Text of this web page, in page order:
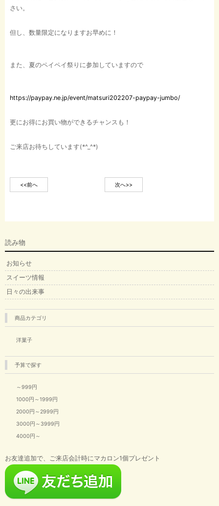
さい。
但し、数量限定になりますお早めに！
また、夏のペイペイ祭りに参加していますので
https://paypay.ne.jp/event/matsuri202207-paypay-jumbo/
更にお得にお買い物ができるチャンスも！
ご来店お待ちしています(*^_^*)
<<前へ 次へ>>
読み物
お知らせ
スイーツ情報
日々の出来事
商品カテゴリ
洋菓子
予算で探す
～999円
1000円～1999円
2000円～2999円
3000円～3999円
4000円～
お友達追加で、ご来店会計時にマカロン1個プレゼント